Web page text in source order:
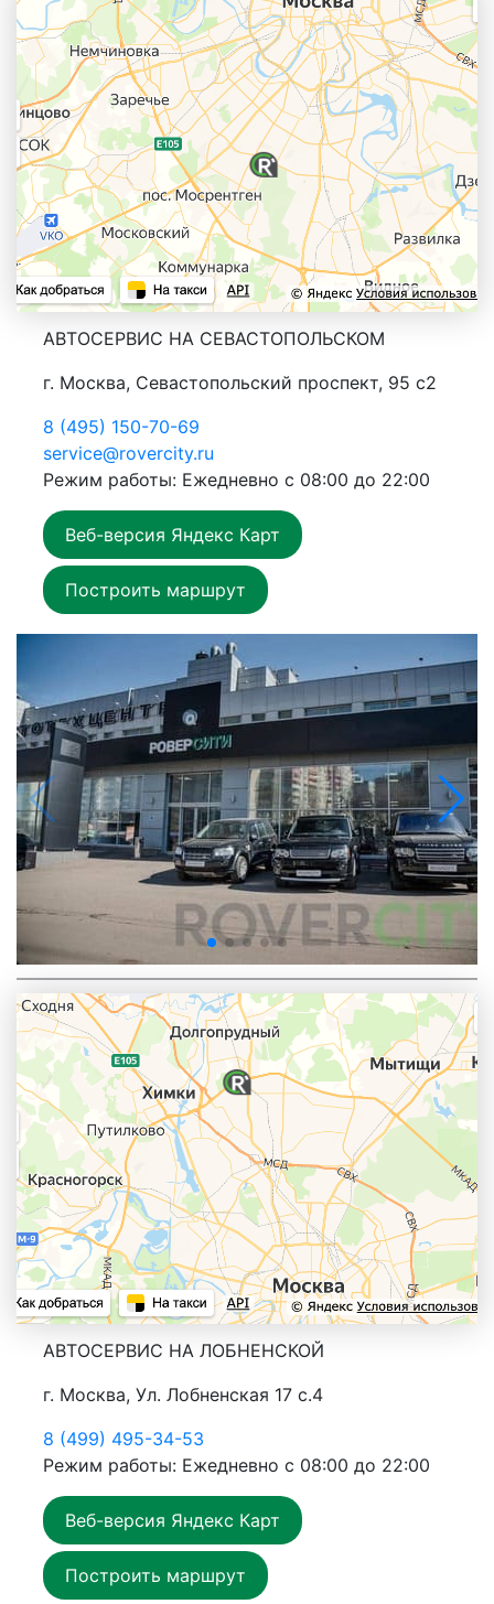
АВТОСЕРВИС НА СЕВАСТОПОЛЬСКОМ
г. Москва, Севастопольский проспект, 95 с2
8 (495) 150-70-69
service@rovercity.ru
Режим работы: Ежедневно с 08:00 до 22:00
Веб-версия Яндекс Карт
Построить маршрут
АВТОСЕРВИС НА ЛОБНЕНСКОЙ
г. Москва, Ул. Лобненская 17 с.4
8 (499) 495-34-53
Режим работы: Ежедневно с 08:00 до 22:00
Веб-версия Яндекс Карт
Построить маршрут